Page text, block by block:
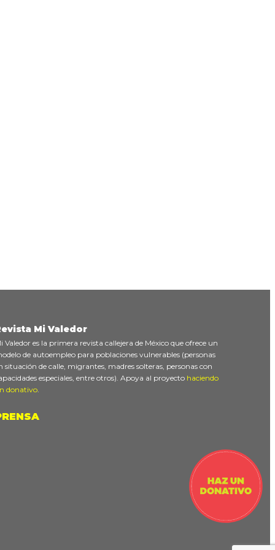
Mi Valedor
Valedor es la primera revista callejera de México que ofrece un
de autoempleo para poblaciones vulnerables (personas
situación de calle, migrantes, madres solteras, personas con
especiales, entre otros). Apoya al proyecto haciendo
donativo